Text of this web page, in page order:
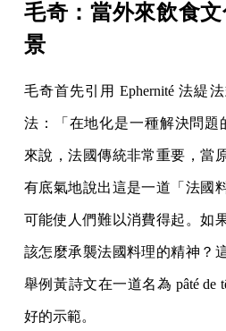
毛奇：當外來飲食
景
毛奇首先引用 Ephernité 法緹
法：「在地化是一種解決問題
來說，法國傳統非常重要，當
有底氣地說出這是一道「法國
可能使人們難以消費得起。如
該怎麼承襲法國料理的精神？
舉例黃詩文在一道名為 pâté de
好的示範。